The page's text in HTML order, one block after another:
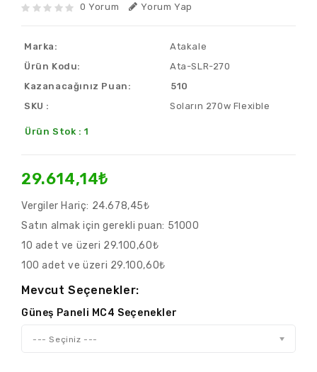
0 Yorum Yorum Yap
Marka:
Atakale
Ürün Kodu:
Ata-SLR-270
Kazanacağınız Puan:
510
SKU :
Soların 270w Flexible
Ürün Stok : 1
29.614,14₺
Vergiler Hariç: 24.678,45₺
Satın almak için gerekli puan: 51000
10 adet ve üzeri 29.100,60₺
100 adet ve üzeri 29.100,60₺
Mevcut Seçenekler:
Güneş Paneli MC4 Seçenekler
--- Seçiniz ---